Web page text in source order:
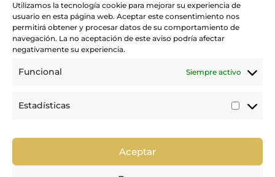
Utilizamos la tecnología cookie para mejorar su experiencia de
usuario en esta página web. Aceptar este consentimiento nos
permitirá obtener y procesar datos de su comportamiento de
navegación. La no aceptación de este aviso podría afectar
negativamente su experiencia.
Funcional Siempre activo
Estadísticas
Aceptar
Promovemos y desarrollamos la práctica de la hípica en Canarias.